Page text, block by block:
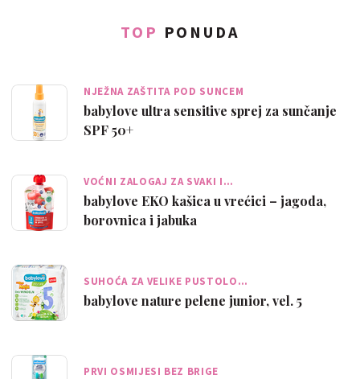
TOP PONUDA
NJEŽNA ZAŠTITA POD SUNCEM
babylove ultra sensitive sprej za sunčanje
SPF 50+
VOĆNI ZALOGAJ ZA SVAKI I…
babylove EKO kašica u vrećici – jagoda,
borovnica i jabuka
SUHOĆA ZA VELIKE PUSTOLO…
babylove nature pelene junior, vel. 5
PRVI OSMIJESI BEZ BRIGE